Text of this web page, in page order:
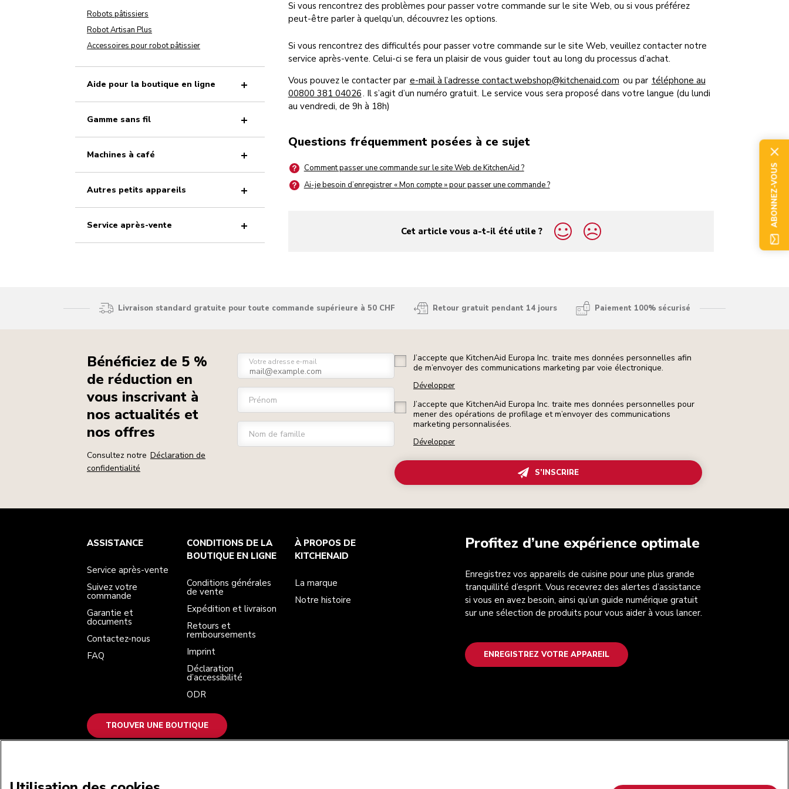
Si vous rencontrez des problèmes pour passer votre commande sur le site Web, ou si vous préférez
peut-être parler à quelqu’un, découvrez les options.
Si vous rencontrez des difficultés pour passer votre commande sur le site Web, veuillez contacter notre
service après-vente. Celui-ci se fera un plaisir de vous guider tout au long du processus d’achat.
Vous pouvez le contacter par e-mail à l’adresse contact.webshop@kitchenaid.com ou par téléphone au
00800 381 04026. Il s’agit d’un numéro gratuit. Le service vous sera proposé dans votre langue (du lundi
au vendredi, de 9h à 18h)
Questions fréquemment posées à ce sujet
Comment passer une commande sur le site Web de KitchenAid ?
Ai-je besoin d’enregistrer « Mon compte » pour passer une commande ?
Cet article vous a-t-il été utile ?
yes
no
Robots pâtissiers
Robot Artisan Plus
Accessoires pour robot pâtissier
Aide pour la boutique en ligne
Gamme sans fil
Machines à café
Autres petits appareils
Service après-vente
Livraison standard gratuite pour toute commande supérieure à 50 CHF Retour gratuit pendant 14 jours Paiement 100% sécurisé
Bénéficiez de 5 %
de réduction en
vous inscrivant à
nos actualités et
nos offres
Consultez notre Déclaration de
confidentialité
Votre adresse e-mail
Prénom
Nom de famille
J’accepte que KitchenAid Europa Inc. traite mes données personnelles afin
de m’envoyer des communications marketing par voie électronique.
Développer
J’accepte que KitchenAid Europa Inc. traite mes données personnelles pour
mener des opérations de profilage et m’envoyer des communications
marketing personnalisées.
Développer
S’INSCRIRE
Profitez d’une expérience optimale
Enregistrez vos appareils de cuisine pour une plus grande
tranquillité d’esprit. Vous recevrez des alertes d’assistance
si vous en avez besoin, ainsi qu’un guide numérique gratuit
sur une sélection de produits pour vous aider à vous lancer.
ENREGISTREZ VOTRE APPAREIL
Service après-vente
Suivez votre commande
FAQ
Conditions générales de vente
Expédition et livraison
Déclaration d’accessibilité
La marque
Notre histoire
Trouver une boutique
ASSISTANCE
Service après-vente
Suivez votre
commande
Garantie et
documents
Contactez-nous
FAQ
CONDITIONS DE LA
BOUTIQUE EN LIGNE
Conditions générales
de vente
Expédition et livraison
Retours et
remboursements
Imprint
Déclaration
d’accessibilité
ODR
À PROPOS DE
KITCHENAID
La marque
Notre histoire
TROUVER UNE BOUTIQUE
ABONNEZ-VOUS